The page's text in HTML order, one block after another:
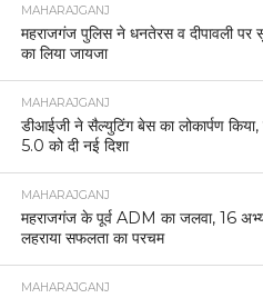
MAHARAJGANJ
महराजगंज पुलिस ने धनतेरस व दीपावली पर
का लिया जायजा
MAHARAJGANJ
डीआईजी ने सैल्युटिंग बेस का लोकार्पण
5.0 को दी नई दिशा
MAHARAJGANJ
महराजगंज के पूर्व ADM का जलवा, 16
लहराया सफलता का परचम
MAHARAJGANJ